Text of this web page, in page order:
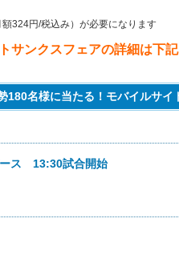
324円/税込み）が必要になります
サンクスフェアの詳細は下
180名様に当たる！モバイルサ
ース 13:30試合開始